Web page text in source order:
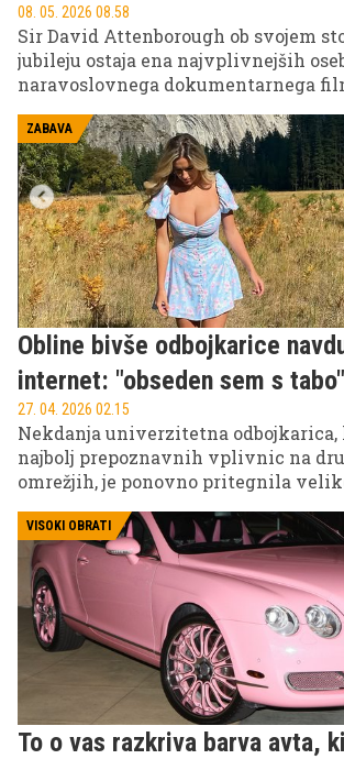
08. 05. 2026 08.58
Sir David Attenborough ob svojem
jubileju ostaja ena najvplivnejših
naravoslovnega dokumentarnega
razumevanje narave in opozarjal na
planeta.
ZABAVA
Obline bivše odbojkarice
internet: "obseden sem s tabo"
27. 04. 2026 02.15
Nekdanja univerzitetna odbojkarica,
najbolj prepoznavnih vplivnic na
omrežjih, je ponovno pritegnila
VISOKI OBRATI
To o vas razkriva barva avta,